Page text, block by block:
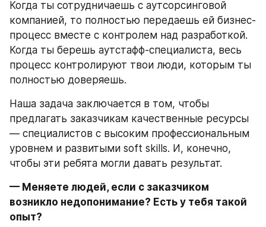
Когда ты сотрудничаешь с аутсорсинговой
компанией, то полностью передаешь ей бизнес-
процесс вместе с контролем над разработкой.
Когда ты берешь аутстафф-специалиста, весь
процесс контролируют твои люди, которым ты
полностью доверяешь.
Наша задача заключается в том, чтобы
предлагать заказчикам качественные ресурсы
— специалистов с высоким профессиональным
уровнем и развитыми soft skills. И, конечно,
чтобы эти ребята могли давать результат.
— Меняете людей, если с заказчиком
возникло недопонимание? Есть у тебя такой
опыт?